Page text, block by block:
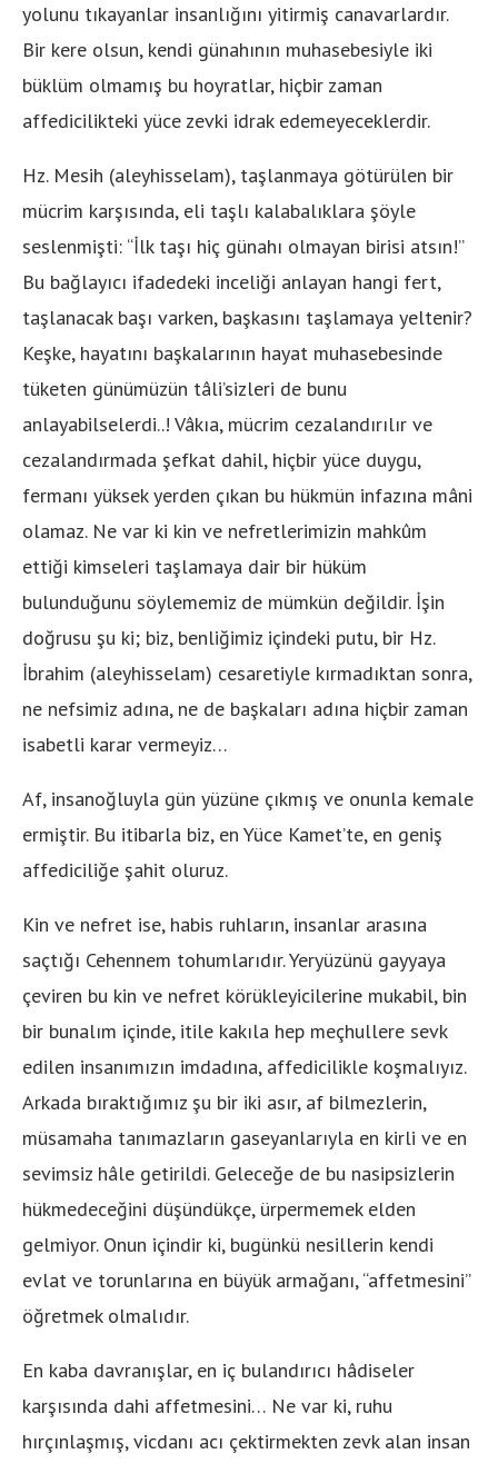
yolunu tıkayanlar insanlığını yitirmiş canavarlardır.
Bir kere olsun, kendi günahının muhasebesiyle iki
büklüm olmamış bu hoyratlar, hiçbir zaman
affedicilikteki yüce zevki idrak edemeyeceklerdir.
Hz. Mesih (aleyhisselam), taşlanmaya götürülen bir
mücrim karşısında, eli taşlı kalabalıklara şöyle
seslenmişti: “İlk taşı hiç günahı olmayan birisi atsın!”
Bu bağlayıcı ifadedeki inceliği anlayan hangi fert,
taşlanacak başı varken, başkasını taşlamaya yeltenir?
Keşke, hayatını başkalarının hayat muhasebesinde
tüketen günümüzün tâli’sizleri de bunu
anlayabilselerdi..! Vâkıa, mücrim cezalandırılır ve
cezalandırmada şefkat dahil, hiçbir yüce duygu,
fermanı yüksek yerden çıkan bu hükmün infazına mâni
olamaz. Ne var ki kin ve nefretlerimizin mahkûm
ettiği kimseleri taşlamaya dair bir hüküm
bulunduğunu söylememiz de mümkün değildir. İşin
doğrusu şu ki; biz, benliğimiz içindeki putu, bir Hz.
İbrahim (aleyhisselam) cesaretiyle kırmadıktan sonra,
ne nefsimiz adına, ne de başkaları adına hiçbir zaman
isabetli karar vermeyiz…
Af, insanoğluyla gün yüzüne çıkmış ve onunla kemale
ermiştir. Bu itibarla biz, en Yüce Kamet’te, en geniş
affediciliğe şahit oluruz.
Kin ve nefret ise, habis ruhların, insanlar arasına
saçtığı Cehennem tohumlarıdır. Yeryüzünü gayyaya
çeviren bu kin ve nefret körükleyicilerine mukabil, bin
bir bunalım içinde, itile kakıla hep meçhullere sevk
edilen insanımızın imdadına, affedicilikle koşmalıyız.
Arkada bıraktığımız şu bir iki asır, af bilmezlerin,
müsamaha tanımazların gaseyanlarıyla en kirli ve en
sevimsiz hâle getirildi. Geleceğe de bu nasipsizlerin
hükmedeceğini düşündükçe, ürpermemek elden
gelmiyor. Onun içindir ki, bugünkü nesillerin kendi
evlat ve torunlarına en büyük armağanı, “affetmesini”
öğretmek olmalıdır.
En kaba davranışlar, en iç bulandırıcı hâdiseler
karşısında dahi affetmesini… Ne var ki, ruhu
hırçınlaşmış, vicdanı acı çektirmekten zevk alan insan